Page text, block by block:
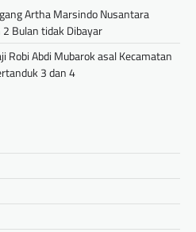
Artha Marsindo Nusantara
Bulan tidak Dibayar
Robi Abdi Mubarok asal Kecamatan
3 dan 4